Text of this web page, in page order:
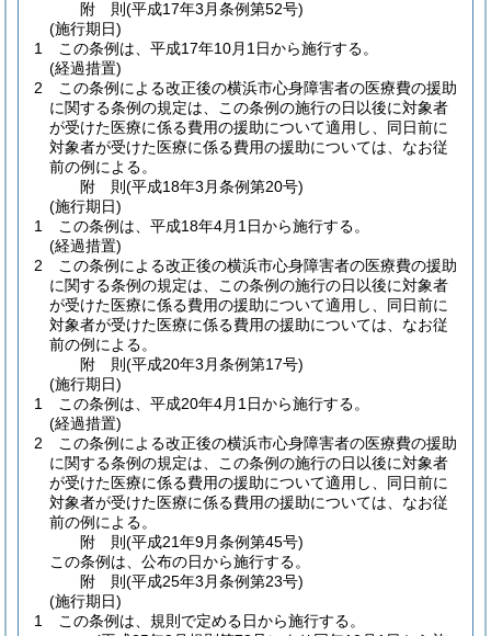
附 則(平成17年3月条例第52号)
(施行期日)
1
この条例は、平成17年10月1日から施行する。
(経過措置)
2
この条例による改正後の横浜市心身障害者の医療費の援助
に関する条例の規定は、この条例の施行の日以後に対象者
が受けた医療に係る費用の援助について適用し、同日前に
対象者が受けた医療に係る費用の援助については、なお従
前の例による。
附 則(平成18年3月条例第20号)
(施行期日)
1
この条例は、平成18年4月1日から施行する。
(経過措置)
2
この条例による改正後の横浜市心身障害者の医療費の援助
に関する条例の規定は、この条例の施行の日以後に対象者
が受けた医療に係る費用の援助について適用し、同日前に
対象者が受けた医療に係る費用の援助については、なお従
前の例による。
附 則(平成20年3月条例第17号)
(施行期日)
1
この条例は、平成20年4月1日から施行する。
(経過措置)
2
この条例による改正後の横浜市心身障害者の医療費の援助
に関する条例の規定は、この条例の施行の日以後に対象者
が受けた医療に係る費用の援助について適用し、同日前に
対象者が受けた医療に係る費用の援助については、なお従
前の例による。
附 則(平成21年9月条例第45号)
この条例は、公布の日から施行する。
附 則(平成25年3月条例第23号)
(施行期日)
1
この条例は、規則で定める日から施行する。